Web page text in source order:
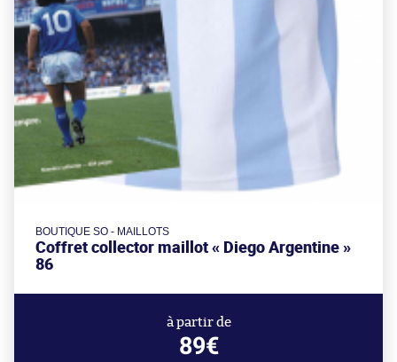
BOUTIQUE SO - MAILLOTS
Coffret collector maillot « Diego Argentine »
86
à partir de
89€